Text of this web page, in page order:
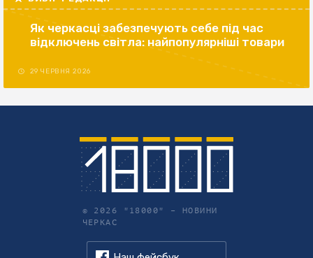
Як черкасці забезпечують себе під час
відключень світла: найпопулярніші товари
29 ЧЕРВНЯ 2026
© 2026 "18000" – НОВИНИ
ЧЕРКАС